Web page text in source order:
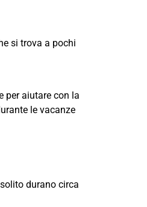
si trova a pochi
per aiutare con la
le vacanze
durano circa